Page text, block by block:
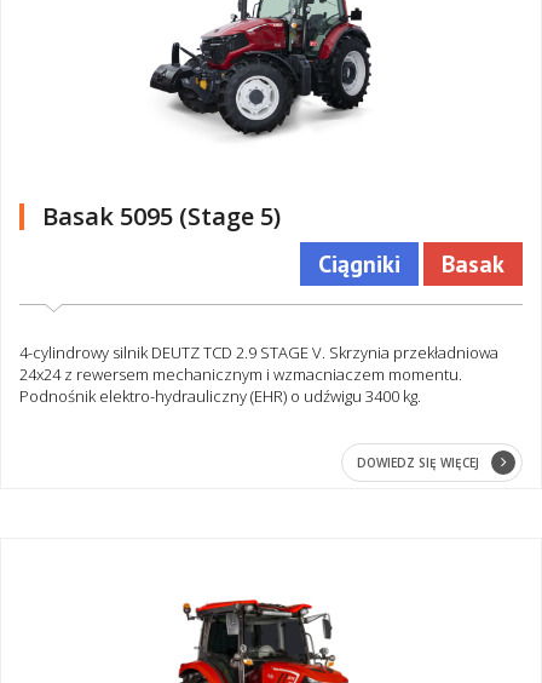
Basak 5095 (Stage 5)
Ciągniki Basak
4-cylindrowy silnik DEUTZ TCD 2.9 STAGE V. Skrzynia przekładniowa
24x24 z rewersem mechanicznym i wzmacniaczem momentu.
Podnośnik elektro-hydrauliczny (EHR) o udźwigu 3400 kg.
DOWIEDZ SIĘ WIĘCEJ